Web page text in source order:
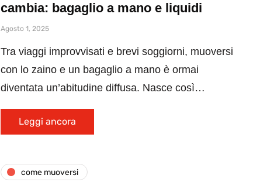
cambia: bagaglio a mano e liquidi
Agosto 1, 2025
Tra viaggi improvvisati e brevi soggiorni, muoversi
con lo zaino e un bagaglio a mano è ormai
diventata un’abitudine diffusa. Nasce così…
Leggi ancora
come muoversi